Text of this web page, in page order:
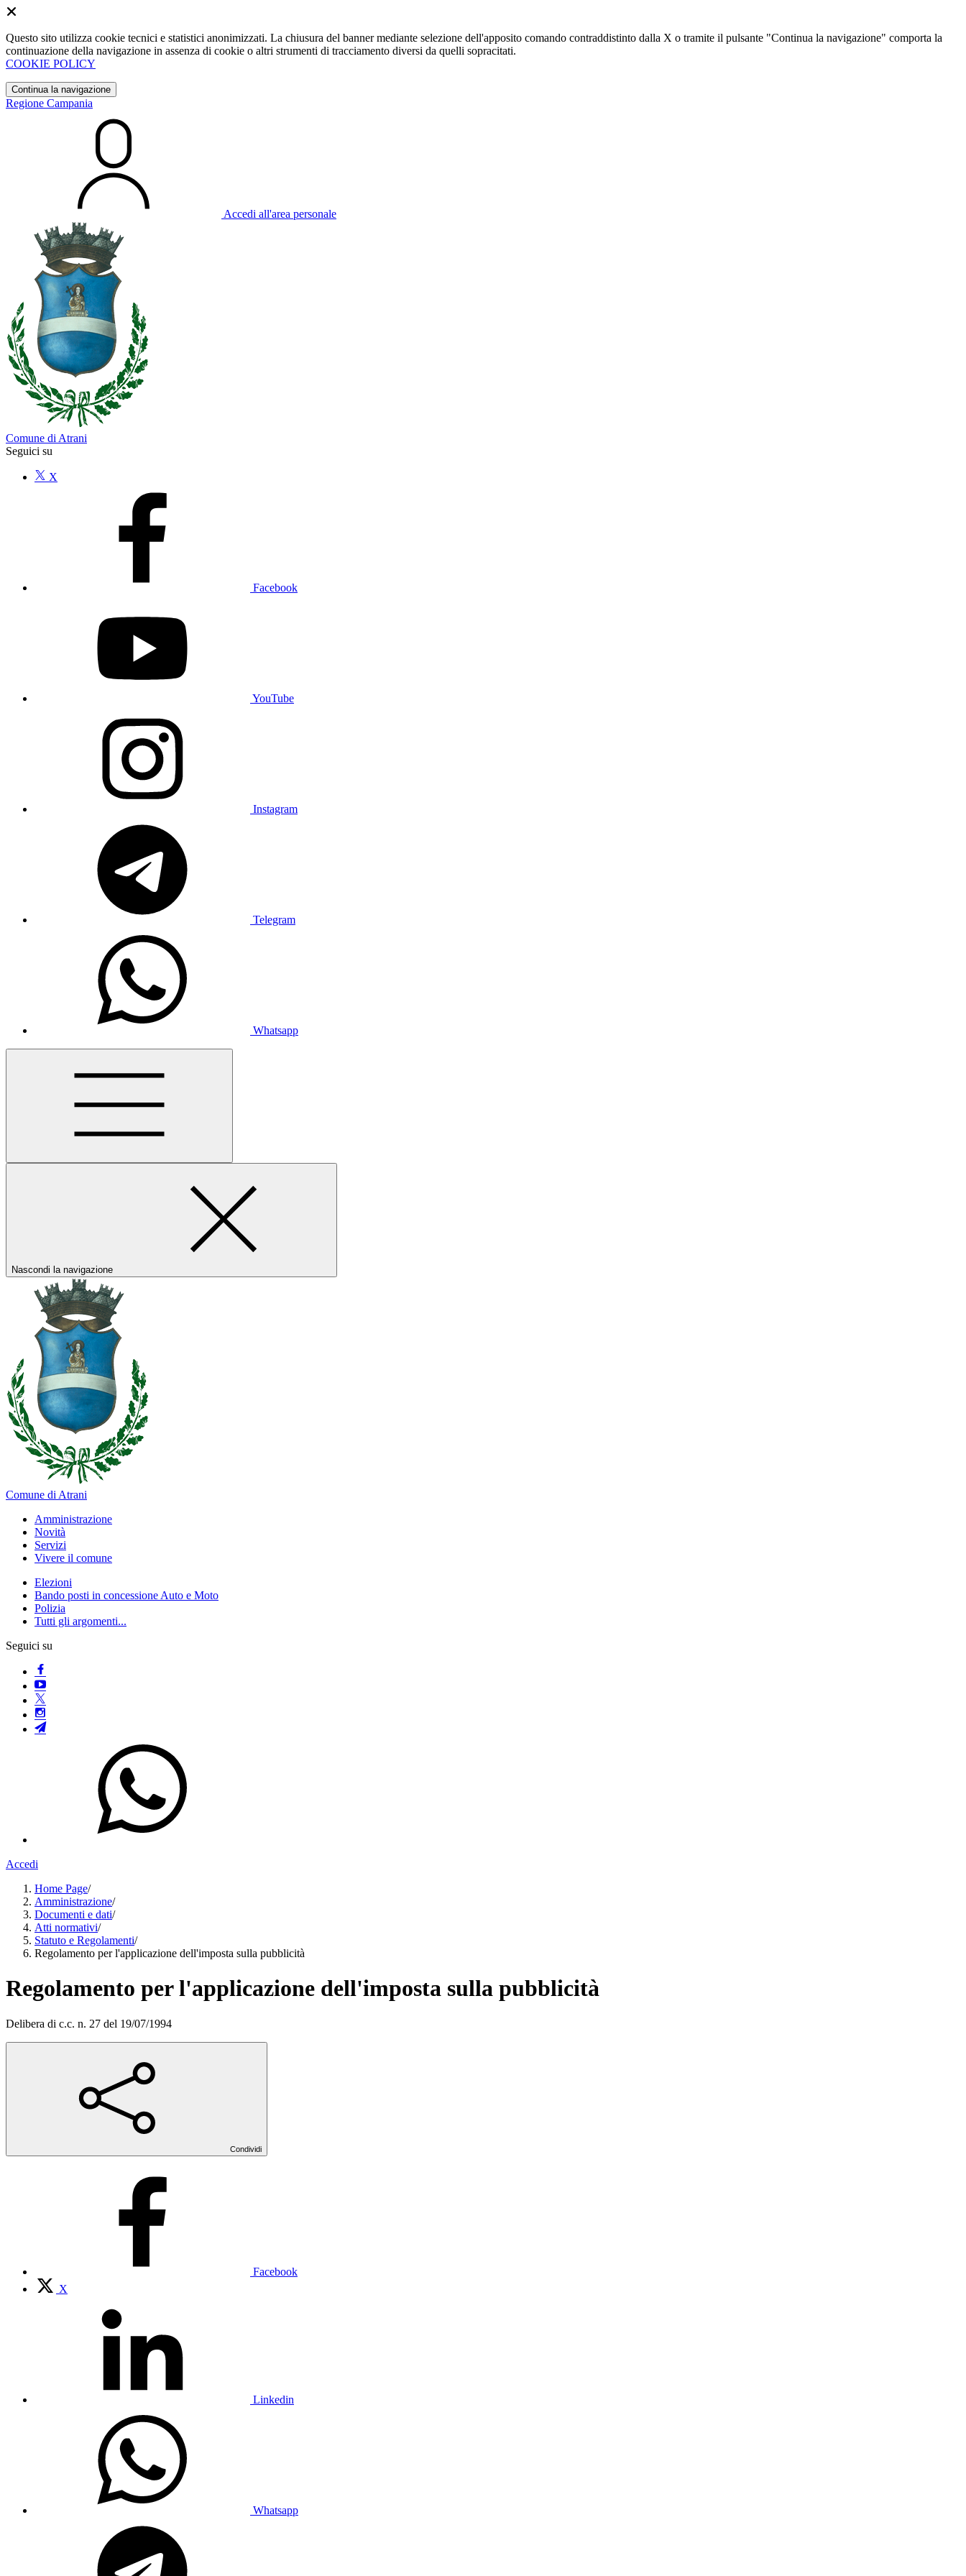
Questo sito utilizza cookie tecnici e statistici anonimizzati. La chiusura del banner mediante selezione dell'apposito comando contraddistinto dalla X o tramite il pulsante "Continua la navigazione" comporta la
continuazione della navigazione in assenza di cookie o altri strumenti di tracciamento diversi da quelli sopracitati.
COOKIE POLICY
Continua la navigazione
Regione Campania
Accedi all'area personale
Comune di Atrani
Seguici su
X
Facebook
YouTube
Instagram
Telegram
Whatsapp
Nascondi la navigazione
Comune di Atrani
Amministrazione
Novità
Servizi
Vivere il comune
Elezioni
Bando posti in concessione Auto e Moto
Polizia
Tutti gli argomenti...
Seguici su
Accedi
Home Page/
Amministrazione/
Documenti e dati/
Atti normativi/
Statuto e Regolamenti/
Regolamento per l'applicazione dell'imposta sulla pubblicità
Regolamento per l'applicazione dell'imposta sulla pubblicità
Delibera di c.c. n. 27 del 19/07/1994
Condividi
Facebook
X
Linkedin
Whatsapp